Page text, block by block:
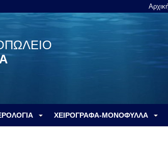
ΧΕΙΡΟΓΡΑΦΑ-ΜΟΝΟΦΥΛΛΑ